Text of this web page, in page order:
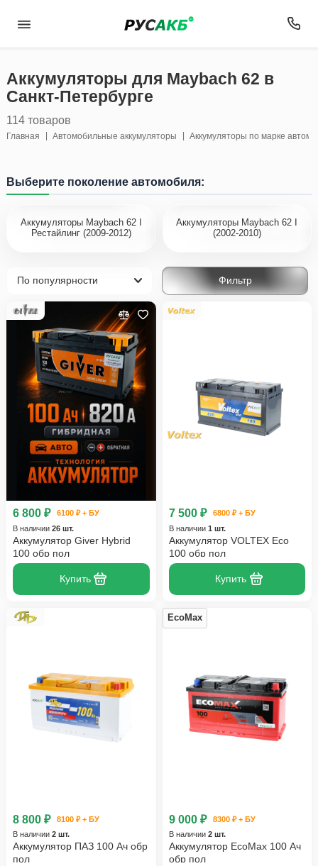
Аккумуляторы для Maybach 62 в
Санкт-Петербурге
114 товаров
Главная Автомобильные аккумуляторы Аккумуляторы по марке
Выберите поколение автомобиля:
Аккумуляторы Maybach 62 I
Рестайлинг (2009-2012)
Аккумуляторы Maybach 62 I
(2002-2010)
Фильтр
6 800 ₽
6100 ₽ + БУ
В наличии 26 шт.
Аккумулятор Giver Hybrid
100 обр пол
Купить
7 500 ₽
6800 ₽ + БУ
В наличии 1 шт.
Аккумулятор VOLTEX Eco
100 обр пол
Купить
8 800 ₽
8100 ₽ + БУ
В наличии 2 шт.
Аккумулятор ПАЗ 100 Ач обр
пол
EcoMax
9 000 ₽
8300 ₽ + БУ
В наличии 2 шт.
Аккумулятор EcoMax 100 Ач
обр пол